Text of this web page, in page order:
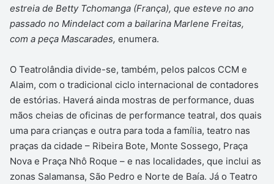
estreia de Betty Tchomanga (França), que esteve no ano
passado no Mindelact com a bailarina Marlene Freitas,
com a peça Mascarades, enumera.
O Teatrolândia divide-se, também, pelos palcos CCM e
Alaim, com o tradicional ciclo internacional de contadores
de estórias. Haverá ainda mostras de performance, duas
mãos cheias de oficinas de performance teatral, dos quais
uma para crianças e outra para toda a família, teatro nas
praças da cidade – Ribeira Bote, Monte Sossego, Praça
Nova e Praça Nhô Roque – e nas localidades, que inclui as
zonas Salamansa, São Pedro e Norte de Baía. Já o Teatro